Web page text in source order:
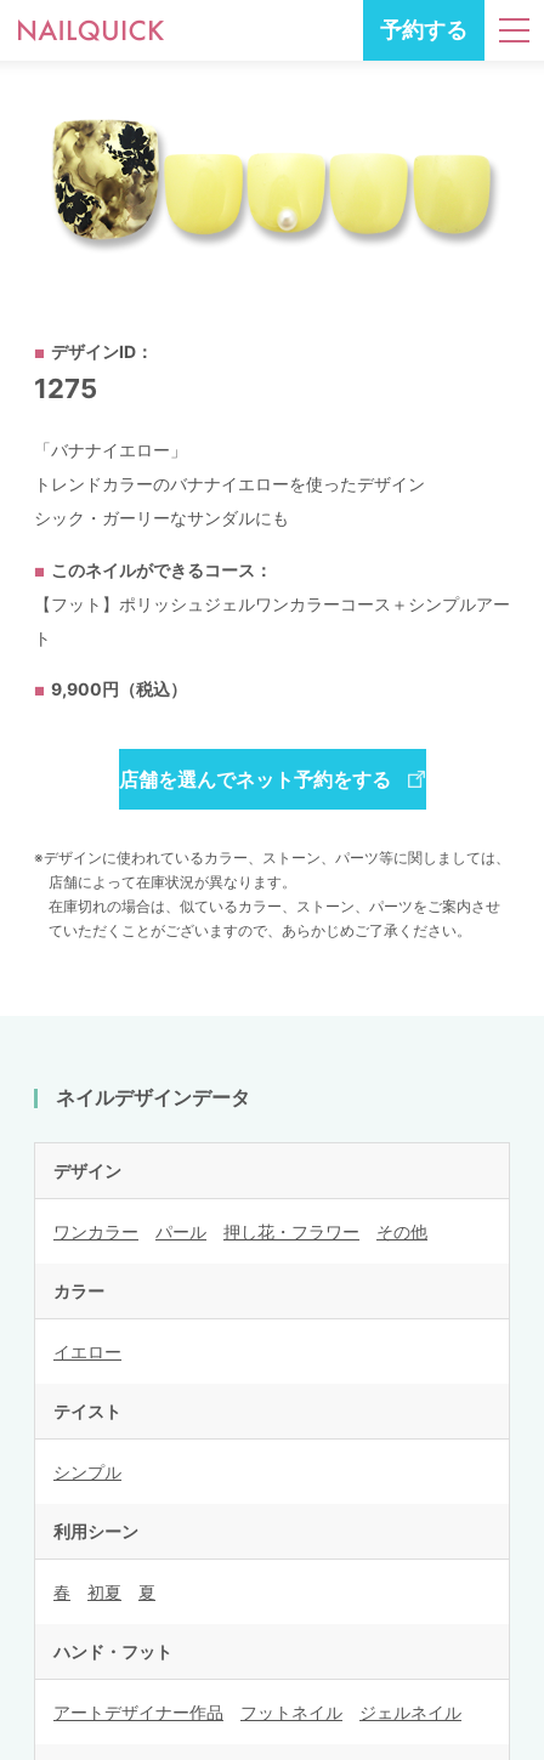
予約する
デザインID：
1275
「バナナイエロー」
トレンドカラーのバナナイエローを使ったデザイン
シック・ガーリーなサンダルにも
このネイルができるコース：
【フット】ポリッシュジェルワンカラーコース＋シンプルアー
ト
9,900円（税込）
店舗を選んでネット予約をする
デザインに使われているカラー、ストーン、パーツ等に関しましては、
店舗によって在庫状況が異なります。
在庫切れの場合は、似ているカラー、ストーン、パーツをご案内させ
ていただくことがございますので、あらかじめご了承ください。
ネイルデザインデータ
デザイン
ワンカラー パール 押し花・フラワー その他
カラー
イエロー
テイスト
シンプル
利用シーン
春 初夏 夏
ハンド・フット
アートデザイナー作品 フットネイル ジェルネイル